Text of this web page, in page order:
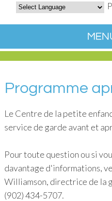
Programme
Le Centre de la petite
service de garde avant et
Pour toute question ou si
davantage d'informations,
Williamson, directrice de la
(902) 434-5707.